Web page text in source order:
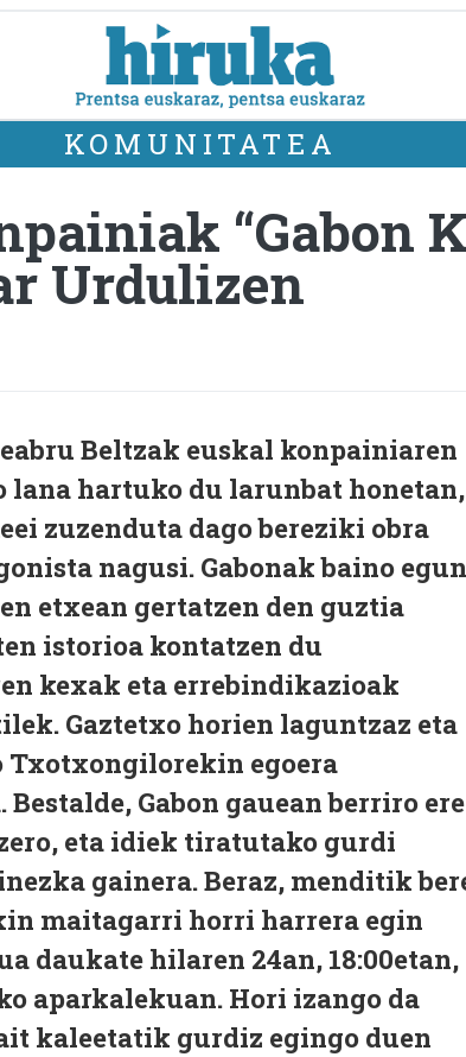
KOMUNITATEA
“Gabon
Urdulizen
Beltzak euskal konpainiaren
lana hartuko du larunbat honetan,
zuzenduta dago bereziki obra
nagusi. Gabonak baino egun
etxean gertatzen den guztia
istorioa kontatzen du
kexak eta errebindikazioak
Gaztetxo horien laguntzaz eta
egoera
Gabon gauean berriro ere
eta idiek tiratutako gurdi
gainera. Beraz, menditik
maitagarri horri harrera egin
daukate hilaren 24an, 18:00etan,
aparkalekuan. Hori izango da
kaleetatik gurdiz egingo duen